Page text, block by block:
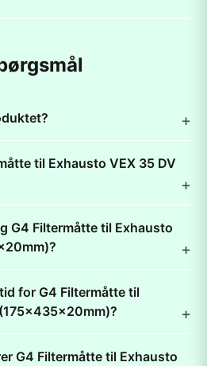
til Exhausto VEX 35 DV
G4 Filtermåtte til Exhausto
for G4 Filtermåtte til
G4 Filtermåtte til Exhausto